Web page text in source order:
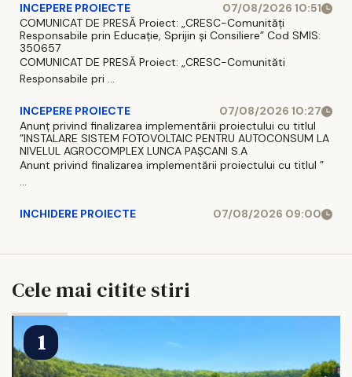
INCEPERE PROIECTE
07/08/2026 10:51
COMUNICAT DE PRESĂ Proiect: „CRESC-Comunități
Responsabile prin Educație, Sprijin și Consiliere” Cod SMIS:
350657
COMUNICAT DE PRESĂ Proiect: „CRESC-Comunităti
Responsabile pri ...
INCEPERE PROIECTE
07/08/2026 10:27
Anunț privind finalizarea implementării proiectului cu titlul
”INSTALARE SISTEM FOTOVOLTAIC PENTRU AUTOCONSUM LA
NIVELUL AGROCOMPLEX LUNCA PAȘCANI S.A
Anunt privind finalizarea implementării proiectului cu titlul ”
...
INCHIDERE PROIECTE 07/08/2026 09:00
Cele mai citite stiri